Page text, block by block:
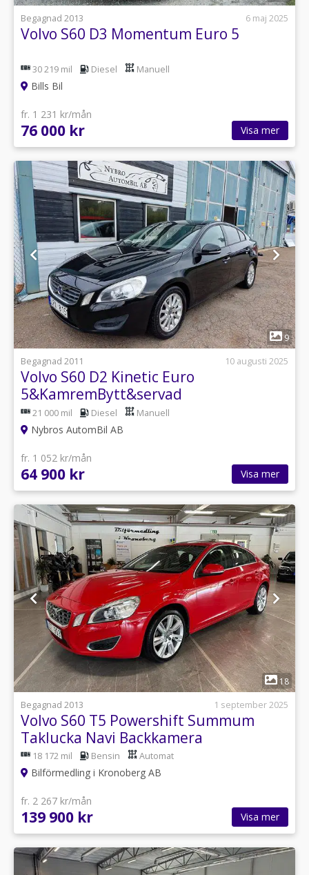
Begagnad 2013
6 maj 2025
Volvo S60 D3 Momentum Euro 5
30 219 mil Diesel Manuell
Bills Bil
fr. 1 231 kr/mån
76 000 kr Visa mer
9
Begagnad 2011
10 augusti 2025
Volvo S60 D2 Kinetic Euro
5&KamremBytt&servad
21 000 mil Diesel Manuell
Nybros AutomBil AB
fr. 1 052 kr/mån
64 900 kr Visa mer
1
18
Begagnad 2013
1 september 2025
Volvo S60 T5 Powershift Summum
Taklucka Navi Backkamera
18 172 mil Bensin Automat
Bilförmedling i Kronoberg AB
fr. 2 267 kr/mån
139 900 kr Visa mer